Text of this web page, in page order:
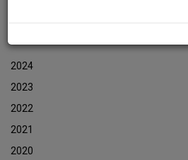
2024
2023
2022
2021
2020